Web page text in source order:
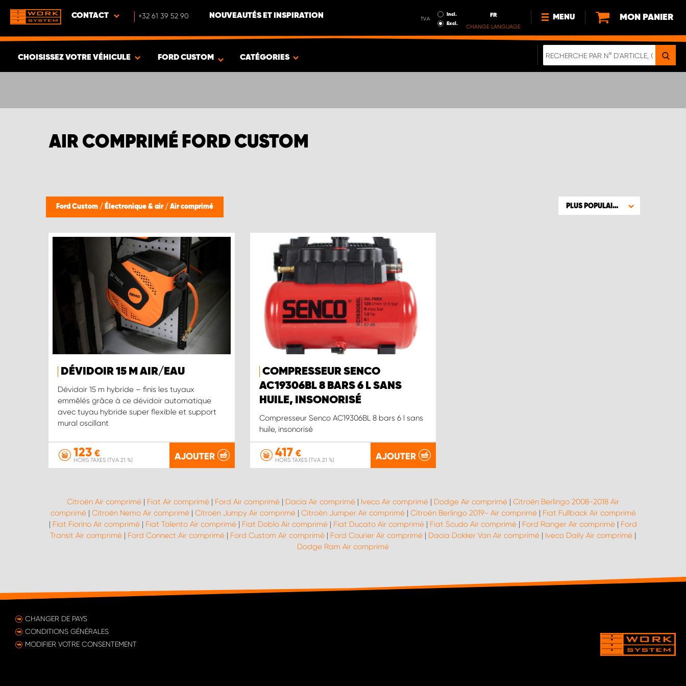
CONTACT +32 61 39 52 90 NOUVEAUTÉS ET INSPIRATION T.V.A.
Incl.
Excl.
FR
CHANGE LANGUAGE
MENU
NOUVEAUTÉS
MON PANIER
CHOISISSEZ VOTRE VÉHICULE FORD CUSTOM CATÉGORIES
AIR COMPRIMÉ FORD CUSTOM
Ford Custom / Électronique & air / Air comprimé PLUS POPULAIRE
DÉVIDOIR 15 M AIR/EAU
Dévidoir 15 m hybride – finis les tuyaux
emmêlés grâce à ce dévidoir automatique
avec tuyau hybride super flexible et support
mural oscillant
123 €
HORS TAXES (TVA 21 %) AJOUTER
COMPRESSEUR SENCO
AC19306BL 8 BARS 6 L SANS
HUILE, INSONORISÉ
Compresseur Senco AC19306BL 8 bars 6 l sans
huile, insonorisé
417€
HORS TAXES (TVA 21 %) AJOUTER
Citroën Air comprimé | Fiat Air comprimé | Ford Air comprimé | Dacia Air comprimé | Iveco Air comprimé | Dodge Air comprimé | Citroën Berlingo 2008-2018 Air
comprimé| Citroën Nemo Air comprimé| Citroën Jumpy Air comprimé| Citroën Jumper Air comprimé| Citroën Berlingo 2019- Air comprimé| Fiat Fullback Air comprimé
| Fiat Fiorino Air comprimé | Fiat Talento Air comprimé | Fiat Doblo Air comprimé | Fiat Ducato Air comprimé | Fiat Scudo Air comprimé | Ford Ranger Air comprimé | Ford
Transit Air comprimé | Ford Connect Air comprimé | Ford Custom Air comprimé | Ford Courier Air comprimé | Dacia Dokker Van Air comprimé | Iveco Daily Air comprimé |
Dodge Ram Air comprimé
CHANGER DE PAYS
CONDITIONS GÉNÉRALES
MODIFIER VOTRE CONSENTEMENT